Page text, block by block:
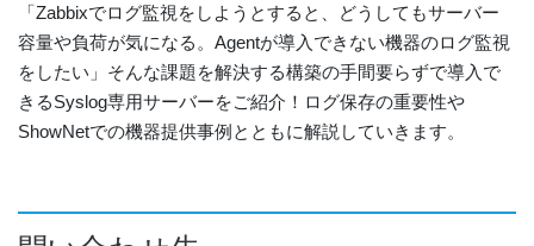
「Zabbixでログ監視をしようとすると、どうしてもサーバー
容量や負荷が気になる。Agentが導入できない機器のログ監視
をしたい」そんな課題を解決する構築の手間要らずで導入で
きるSyslog専用サーバーをご紹介！ログ保存の重要性や
ShowNetでの機器提供事例とともに解説していきます。